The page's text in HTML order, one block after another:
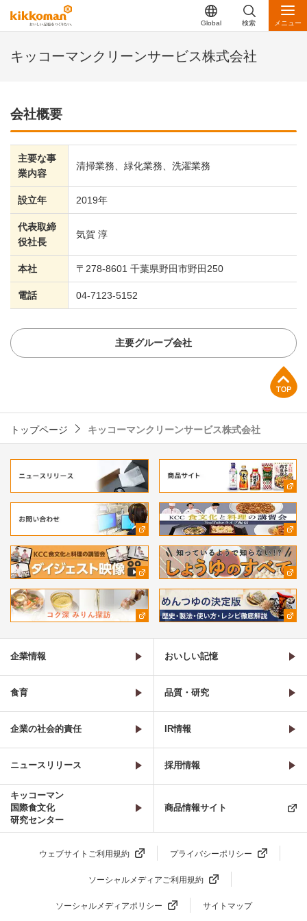
Global 検索 メニュー
キッコーマンクリーンサービス株式会社
会社概要
主要な事
業内容
清掃業務、緑化業務、洗濯業務
設立年 2019年
代表取締
役社長
気賀 淳
本社 〒278-8601 千葉県野田市野田250
電話 04-7123-5152
主要グループ会社
トップページ キッコーマンクリーンサービス株式会社
企業情報 おいしい記憶
食育 品質・研究
企業の社会的責任 IR情報
ニュースリリース 採用情報
キッコーマン
国際食文化
研究センター
商品情報サイト
ウェブサイトご利用規約 プライバシーポリシー
ソーシャルメディアご利用規約
ソーシャルメディアポリシー サイトマップ